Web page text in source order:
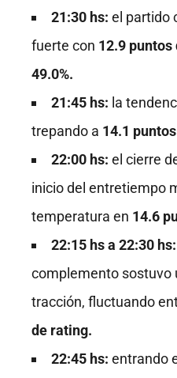
21:30 hs: el partido
fuerte con 12.9 puntos
49.0%.
21:45 hs: la
trepando a 14.1
22:00 hs: el cierre
inicio del entretiempo
temperatura en 14.6
22:15 hs a 22:30 hs:
complemento sostuvo
tracción, fluctuando
de rating.
22:45 hs: entrando